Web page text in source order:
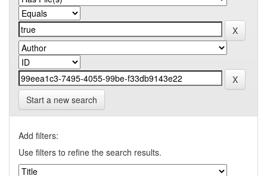
Start a new search
Add filters:
Use filters to refine the search results.